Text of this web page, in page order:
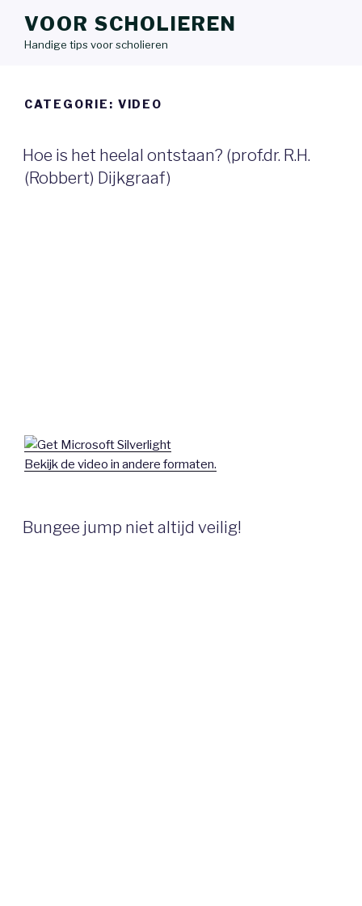
VOOR SCHOLIEREN
Handige tips voor scholieren
CATEGORIE: VIDEO
Hoe is het heelal ontstaan? (prof.dr. R.H.
(Robbert) Dijkgraaf)
Bekijk de video in andere formaten.
Bungee jump niet altijd veilig!